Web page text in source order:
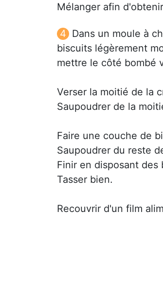
Mélanger afin
Dans un moule à
biscuits légèrement
mettre le côté bombé
Verser la moitié de la
Saupoudrer de la
Faire une couche de
Saupoudrer du reste
Finir en disposant des
Tasser bien.
Recouvrir d'un film